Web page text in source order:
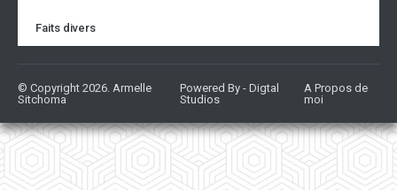
Faits divers
© Copyright 2026. Armelle
Sitchoma
Powered By - Digtal
Studios
A Propos de
moi